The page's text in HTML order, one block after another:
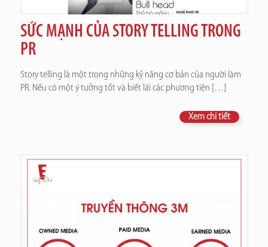
SỨC MẠNH CỦA STORY TELLING TRONG
PR
Story telling là một trong những kỹ năng cơ bản của người làm
PR. Nếu có một ý tưởng tốt và biết lái các phương tiện […]
Xem chi tiết